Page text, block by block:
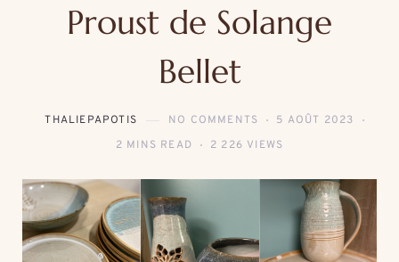
Proust de Solange
Bellet
THALIEPAPOTIS NO COMMENTS
5 AOÛT 2023
2 MINS READ
2 226 VIEWS